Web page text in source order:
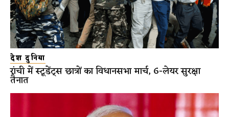
देश दुनिया
रांची में स्टूडेंट्स छात्रों का विधानसभा मार्च, 6-लेयर सुरक्षा
तैनात